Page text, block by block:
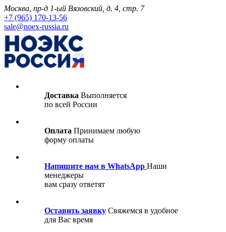
Москва, пр-д 1-ый Вязовский, д. 4, стр. 7
+7 (965) 170-13-56
sale@noex-russia.ru
Доставка Выполняется
по всей России
Оплата Принимаем любую
форму оплаты
Напишите нам в WhatsApp Наши
менеджеры
вам сразу ответят
Оставить заявку Свяжемся в удобное
для Вас время